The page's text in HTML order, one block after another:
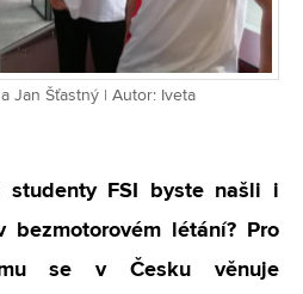
Jan Šťastný | Autor: Iveta
FSI byste našli i
bezmotorovém létání? Pro
se v Česku věnuje